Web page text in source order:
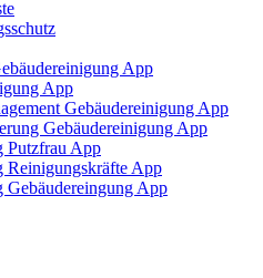
App
App
Gebäudereinigung App
Gebäudereinigung App
Putzfrau App
Reinigungskräfte App
Gebäudereingung App